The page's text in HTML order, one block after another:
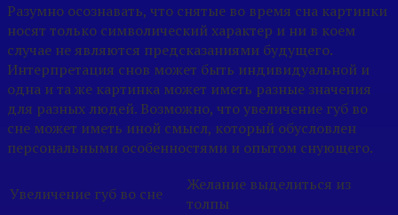
Разумно осознавать, что снятые во время сна картинки
носят только символический характер и ни в коем
случае не являются предсказаниями будущего.
Интерпретация снов может быть индивидуальной и
одна и та же картинка может иметь разные значения
для разных людей. Возможно, что увеличение губ во
сне может иметь иной смысл, который обусловлен
персональными особенностями и опытом снующего.
Увеличение губ во сне
Желание выделиться из
толпы